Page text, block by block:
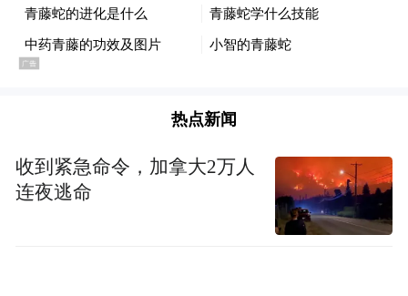
热点新闻
收到紧急命令，加拿大2万人
连夜逃命